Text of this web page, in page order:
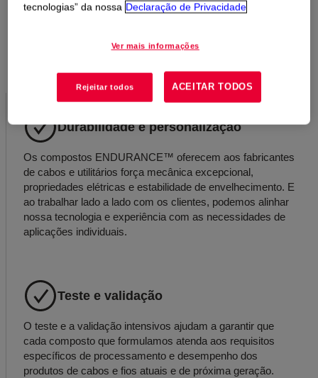
Durabilidade e personalização
Os compostos ENDURANCE™ oferecem aos fabricantes
de cabos e utilitários força mecânica excepcional,
propriedades elétricas e estabilidade de envelhecimento. E
ao trabalhar lado a lado com os clientes, podemos alinhar
nossa tecnologia e experiência com as necessidades de
aplicações individuais.
Teste e validação
O teste e a validação intensivos ajudam a garantir que
cada composto que formulamos atenda aos requisitos
específicos de processamento e desempenho dos
produtos de cabos e fios atuais e de próxima geração.
tecnologias” da nossa Declaração de Privacidade
Ver mais informações
Rejeitar todos ACEITAR TODOS